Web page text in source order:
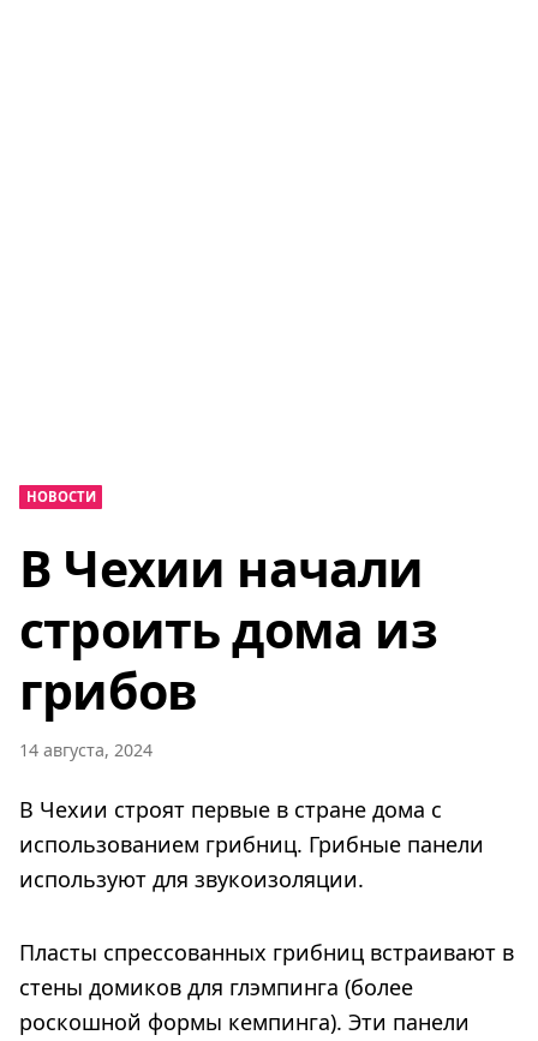
НОВОСТИ
В Чехии начали
строить дома из
грибов
14 августа, 2024
В Чехии строят первые в стране дома с
использованием грибниц. Грибные панели
используют для звукоизоляции.
Пласты спрессованных грибниц встраивают в
стены домиков для глэмпинга (более
роскошной формы кемпинга). Эти панели